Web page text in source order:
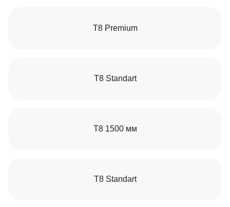
T8 Premium
T8 Standart
Т8 1500 мм
T8 Standart